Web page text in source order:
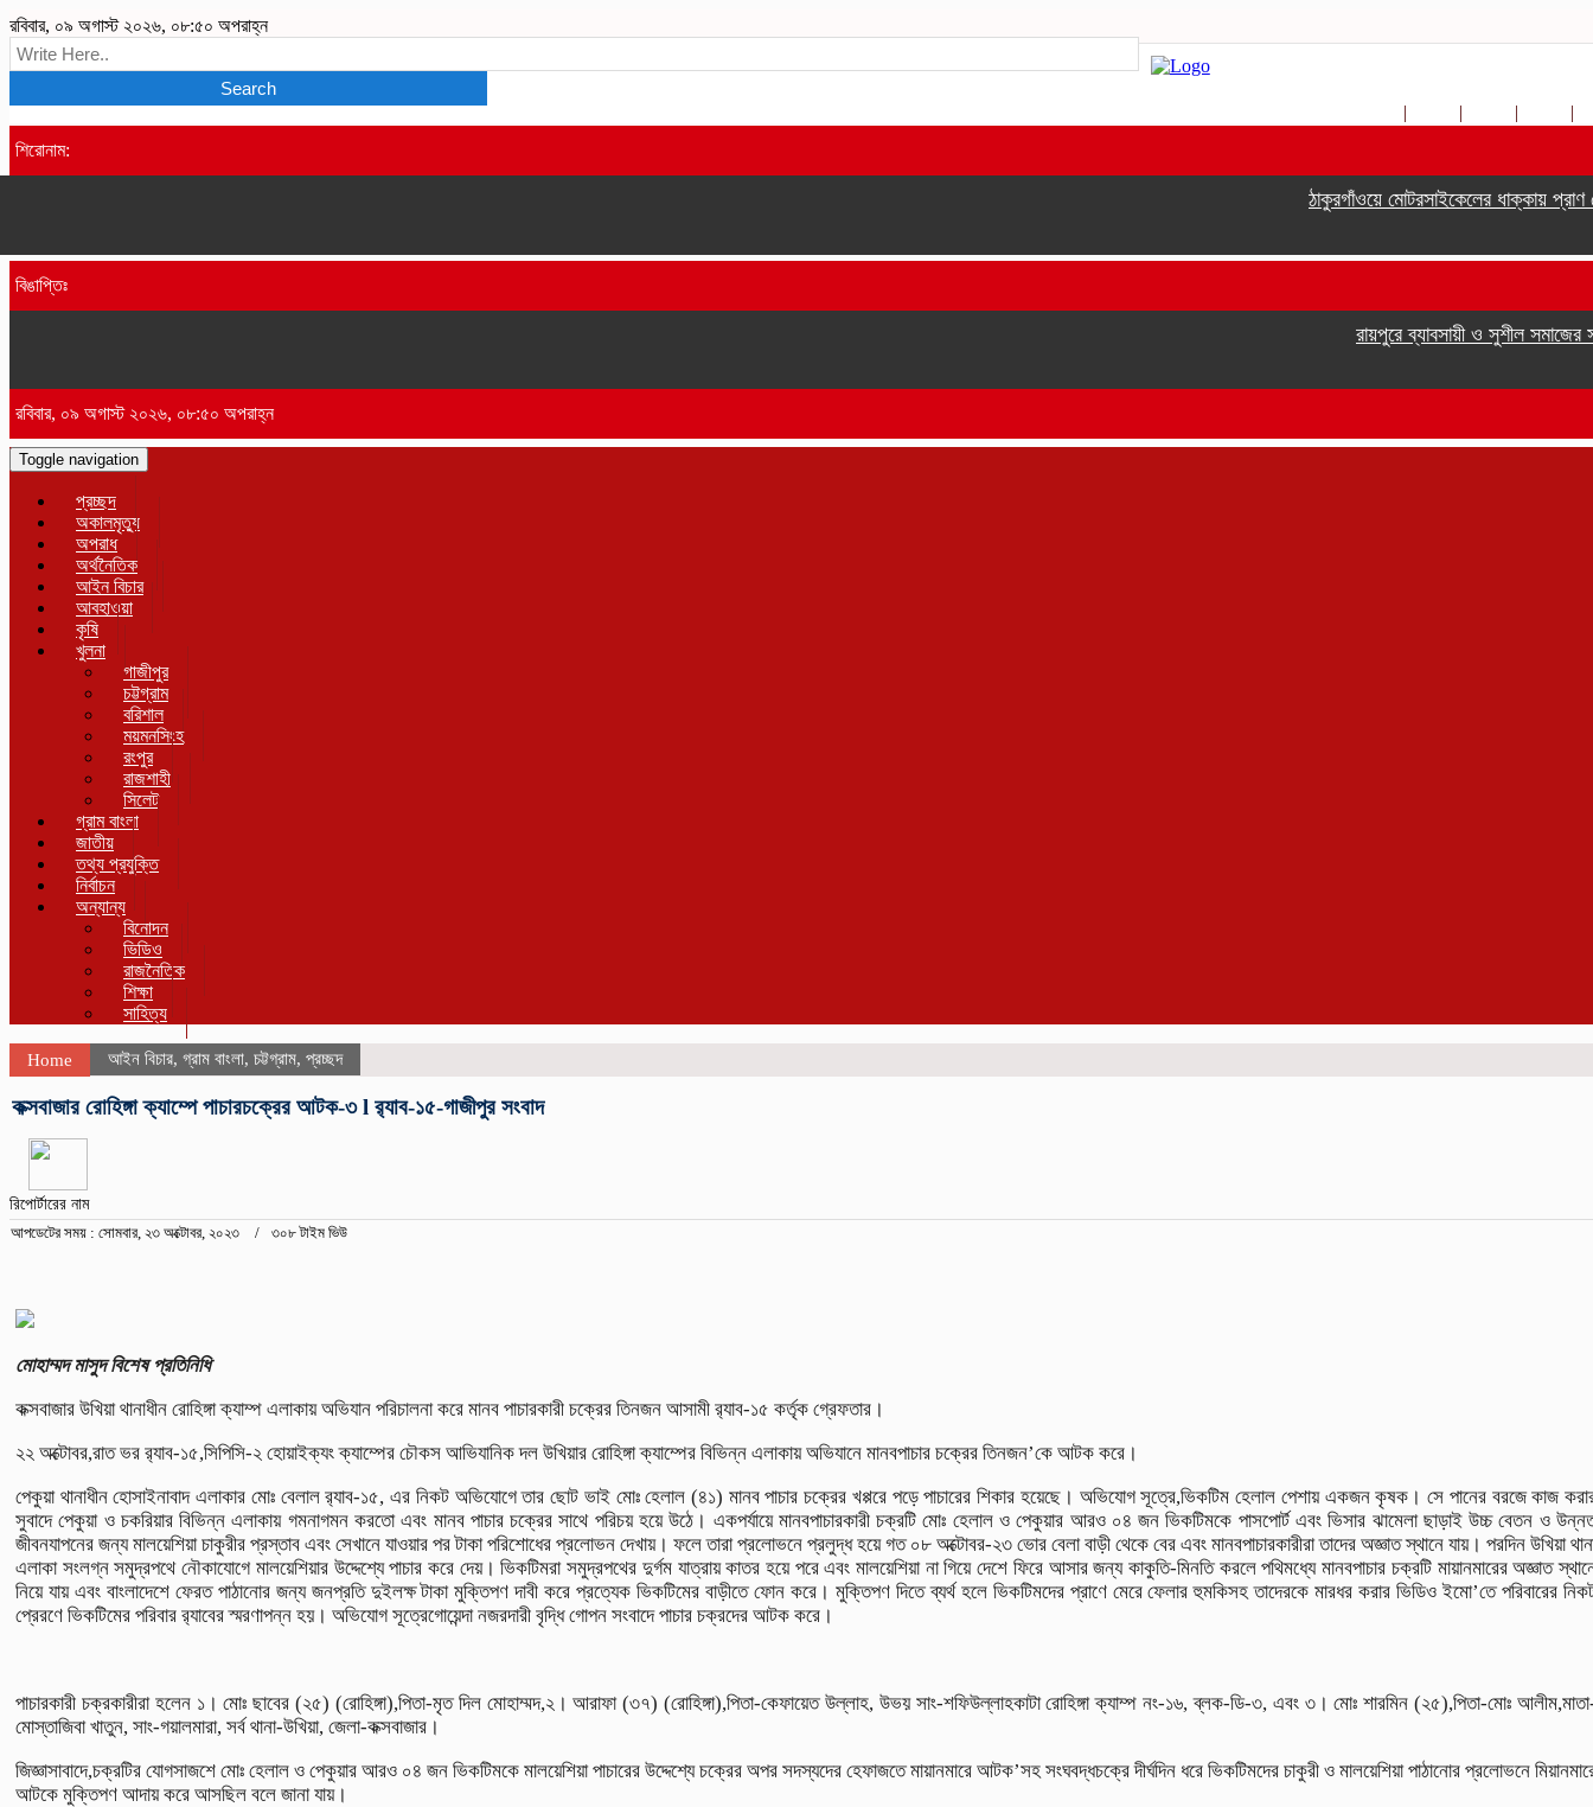
রবিবার, ০৯ অগাস্ট ২০২৬, ০৮:৫০ অপরাহ্ন
Search
শিরোনাম:
ঠাকুরগাঁওয়ে মোটরসাইকেলের ধাক্কায়
বিঙাপ্তিঃ
রায়পুরে ব্যাবসায়ী ও সুশীল সমাজের
রবিবার, ০৯ অগাস্ট ২০২৬, ০৮:৫০ অপরাহ্ন
Toggle navigation
প্রচ্ছদ
অকালমৃত্যু
অপরাধ
অর্থনৈতিক
আইন বিচার
আবহাওয়া
কৃষি
খুলনা
গাজীপুর
চট্টগ্রাম
বরিশাল
ময়মনসিংহ
রংপুর
রাজশাহী
সিলেট
গ্রাম বাংলা
জাতীয়
তথ্য প্রযুক্তি
নির্বাচন
অন্যান্য
বিনোদন
ভিডিও
রাজনৈতিক
শিক্ষা
সাহিত্য
Home আইন বিচার, গ্রাম বাংলা, চট্টগ্রাম, প্রচ্ছদ
কক্সবাজার রোহিঙ্গা ক্যাম্পে পাচারচক্রের আটক-৩ l র‌্যাব-১৫-গাজীপুর সংবাদ
রিপোর্টারের নাম
আপডেটের সময় : সোমবার, ২৩ অক্টোবর, ২০২৩
৩০৮ টাইম ভিউ
মোহাম্মদ মাসুদ বিশেষ প্রতিনিধি
কক্সবাজার উখিয়া থানাধীন রোহিঙ্গা ক্যাম্প এলাকায় অভিযান পরিচালনা করে মানব পাচারকারী চক্রের তিনজন আসামী র‌্যাব-১৫ কর্তৃক গ্রেফতার।
২২ অক্টোবর,রাত ভর র‌্যাব-১৫,সিপিসি-২ হোয়াইক্যং ক্যাম্পের চৌকস আভিযানিক দল উখিয়ার রোহিঙ্গা ক্যাম্পের বিভিন্ন এলাকায় অভিযানে মানবপাচার চক্রের তিনজন’কে আটক করে।
পেকুয়া থানাধীন হোসাইনাবাদ এলাকার মোঃ বেলাল র‌্যাব-১৫, এর নিকট অভিযোগে তার ছোট ভাই মোঃ হেলাল (৪১) মানব পাচার চক্রের খপ্পরে পড়ে পাচারের শিকার হয়েছে। অভিযোগ সূত্রে,ভিকটিম হেলাল পেশায় একজন কৃষক। সে পানের বরজে কাজ
সুবাদে পেকুয়া ও চকরিয়ার বিভিন্ন এলাকায় গমনাগমন করতো এবং মানব পাচার চক্রের সাথে পরিচয় হয়ে উঠে। একপর্যায়ে মানবপাচারকারী চক্রটি মোঃ হেলাল ও পেকুয়ার আরও ০৪ জন ভিকটিমকে পাসপোর্ট এবং ভিসার ঝামেলা ছাড়াই উচ্চ বেতন ও
জীবনযাপনের জন্য মালয়েশিয়া চাকুরীর প্রস্তাব এবং সেখানে যাওয়ার পর টাকা পরিশোধের প্রলোভন দেখায়। ফলে তারা প্রলোভনে প্রলুদ্ধ হয়ে গত ০৮ অক্টোবর-২৩ ভোর বেলা বাড়ী থেকে বের এবং মানবপাচারকারীরা তাদের অজ্ঞাত স্থানে যায়। পরদিন উখিয়া
এলাকা সংলগ্ন সমুদ্রপথে নৌকাযোগে মালয়েশিয়ার উদ্দেশ্যে পাচার করে দেয়। ভিকটিমরা সমুদ্রপথের দুর্গম যাত্রায় কাতর হয়ে পরে এবং মালয়েশিয়া না গিয়ে দেশে ফিরে আসার জন্য কাকুতি-মিনতি করলে পথিমধ্যে মানবপাচার চক্রটি মায়ানমারের অজ্ঞাত
নিয়ে যায় এবং বাংলাদেশে ফেরত পাঠানোর জন্য জনপ্রতি দুইলক্ষ টাকা মুক্তিপণ দাবী করে প্রত্যেক ভিকটিমের বাড়ীতে ফোন করে। মুক্তিপণ দিতে ব্যর্থ হলে ভিকটিমদের প্রাণে মেরে ফেলার হুমকিসহ তাদেরকে মারধর করার ভিডিও ইমো’তে পরিবারের
প্রেরণে ভিকটিমের পরিবার র‌্যাবের স্মরণাপন্ন হয়। অভিযোগ সূত্রেগোয়েন্দা নজরদারী বৃদ্ধি গোপন সংবাদে পাচার চক্রদের আটক করে।
পাচারকারী চক্রকারীরা হলেন ১। মোঃ ছাবের (২৫) (রোহিঙ্গা),পিতা-মৃত দিল মোহাম্মদ,২। আরাফা (৩৭) (রোহিঙ্গা),পিতা-কেফায়েত উল্লাহ, উভয় সাং-শফিউল্লাহকাটা রোহিঙ্গা ক্যাম্প নং-১৬, ব্লক-ডি-৩, এবং ৩। মোঃ শারমিন (২৫),পিতা-মোঃ
মোস্তাজিবা খাতুন, সাং-গয়ালমারা, সর্ব থানা-উখিয়া, জেলা-কক্সবাজার।
জিজ্ঞাসাবাদে,চক্রটির যোগসাজশে মোঃ হেলাল ও পেকুয়ার আরও ০৪ জন ভিকটিমকে মালয়েশিয়া পাচারের উদ্দেশ্যে চক্রের অপর সদস্যদের হেফাজতে মায়ানমারে আটক’সহ সংঘবদ্ধচক্রে দীর্ঘদিন ধরে ভিকটিমদের চাকুরী ও মালয়েশিয়া পাঠানোর প্রলোভনে
আটকে মুক্তিপণ আদায় করে আসছিল বলে জানা যায়।